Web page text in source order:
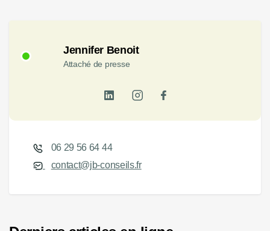
Jennifer Benoit
Attaché de presse
06 29 56 64 44
contact@jb-conseils.fr